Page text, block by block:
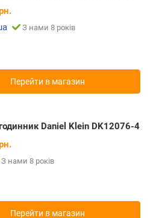
З нами 8 років
Перейти в магазин
Daniel Klein DK12076-4
З нами 8 років
Перейти в магазин